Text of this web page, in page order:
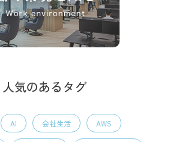
人気のあるタグ
AI 会社生活 AWS